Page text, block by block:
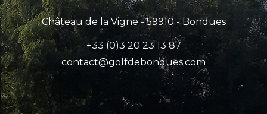
Château de la Vigne - 59910 - Bondues
+33 (0)3 20 23 13 87
contact@golfdebondues.com